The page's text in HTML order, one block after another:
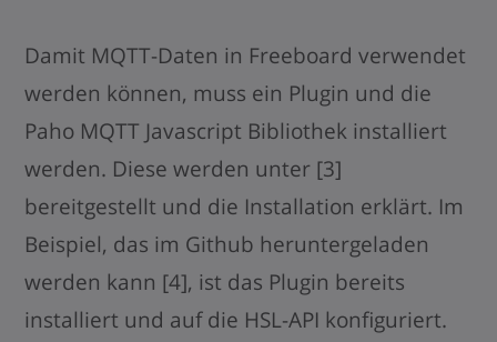
Damit MQTT-Daten in Freeboard verwendet
werden können, muss ein Plugin und die
Paho MQTT Javascript Bibliothek installiert
werden. Diese werden unter [3]
bereitgestellt und die Installation erklärt. Im
Beispiel, das im Github heruntergeladen
werden kann [4], ist das Plugin bereits
installiert und auf die HSL-API konfiguriert.